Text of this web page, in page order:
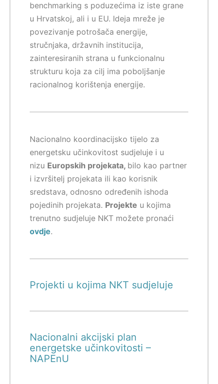
benchmarking s poduzećima iz iste grane
u Hrvatskoj, ali i u EU. Ideja mreže je
povezivanje potrošača energije,
stručnjaka, državnih institucija,
zainteresiranih strana u funkcionalnu
strukturu koja za cilj ima poboljšanje
racionalnog korištenja energije.
Nacionalno koordinacijsko tijelo za
energetsku učinkovitost sudjeluje i u
nizu Europskih projekata, bilo kao partner
i izvršitelj projekata ili kao korisnik
sredstava, odnosno određenih ishoda
pojedinih projekata. Projekte u kojima
trenutno sudjeluje NKT možete pronaći
ovdje.
Projekti u kojima NKT sudjeluje
Nacionalni akcijski plan
energetske učinkovitosti –
NAPEnU